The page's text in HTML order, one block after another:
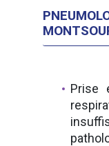
Prise